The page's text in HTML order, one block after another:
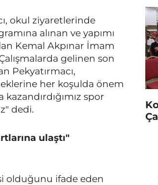
okul ziyaretlerinde
alınan ve yapımı
Kemal Akpınar İmam
gelinen son
Pekyatırmacı,
her koşulda önem
spor
dedi.
ulaştı"
olduğunu ifade eden